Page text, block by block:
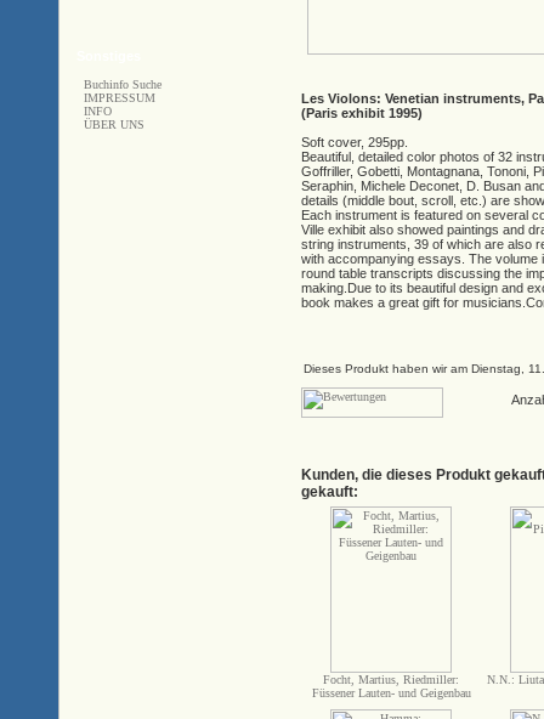
Buchinfo Suche
IMPRESSUM
INFO
ÜBER UNS
Les Violons: Venetian instruments,
(Paris exhibit 1995)
Soft cover, 295pp.
Beautiful, detailed color photos of 32
Goffriller, Gobetti, Montagnana, Tononi,
Seraphin, Michele Deconet, D. Busan
details (middle bout, scroll, etc.) are
Each instrument is featured on several
Ville exhibit also showed paintings and
string instruments, 39 of which are also
with accompanying essays. The
round table transcripts discussing the
making.Due to its beautiful design and
book makes a great gift for
Dieses Produkt haben wir am Dienstag,
Kunden, die dieses Produkt
gekauft:
Focht, Martius, Riedmiller:
Füssener Lauten- und Geigenbau
N.N.: